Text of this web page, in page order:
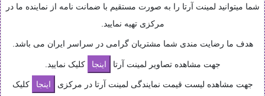
شما میتوانید لمینت آرتا را به صورت مستقیم با ضمانت نامه از نماینده ما در
مرکزی تهیه نمایید.
هدف ما رضایت مندی شما مشتریان گرامی در سراسر ایران می باشد.
جهت مشاهده تصاویر لمینت آرتا کلیک نمایید.
جهت مشاهده لیست قیمت نمایندگی لمینت آرتا در مرکزی
کلیک